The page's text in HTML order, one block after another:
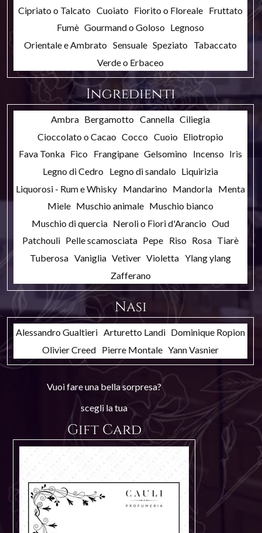
Cipriato o Talcato Cuoiato Fiorito o Floreale Fruttato
Fumè Gourmand o Goloso Legnoso
Orientale e Ambrato Sensuale Speziato Tabaccato
Verde o Erbaceo
Ingredienti
Ambra Bergamotto Cannella Ciliegia
Cioccolato o Cacao Cocco Cuoio Eliotropio
Fava Tonka Fico Frangipane Gelsomino Incenso Iris
Legno di Cedro Legno di sandalo Liquirizia
Liquorosi - Rum e Whisky Mandarino Mandorla Menta
Miele Muschio animale Muschio bianco
Muschio di quercia Neroli o Fiori d'Arancio Oud
Patchouli Pelle scamosciata Pepe Riso Rosa Tiarè
Tuberosa Vaniglia Vetiver Violetta Ylang ylang
Zafferano
Nasi
Alessandro Gualtieri Arturetto Landi Dominique Ropion
Olivier Creed Pierre Montale Yann Vasnier
Vuoi fare una bella sorpresa?
scegli la tua
Gift Card